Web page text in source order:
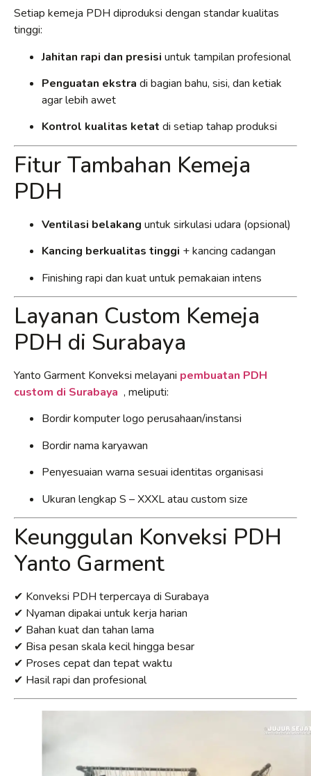
Setiap kemeja PDH diproduksi dengan standar kualitas
tinggi:
Jahitan rapi dan presisi untuk tampilan profesional
Penguatan ekstra di bagian bahu, sisi, dan ketiak
agar lebih awet
Kontrol kualitas ketat di setiap tahap produksi
Fitur Tambahan Kemeja
PDH
Ventilasi belakang untuk sirkulasi udara (opsional)
Kancing berkualitas tinggi + kancing cadangan
Finishing rapi dan kuat untuk pemakaian intens
Layanan Custom Kemeja
PDH di Surabaya
Yanto Garment Konveksi melayani pembuatan PDH
custom di Surabaya , meliputi:
Bordir komputer logo perusahaan/instansi
Bordir nama karyawan
Penyesuaian warna sesuai identitas organisasi
Ukuran lengkap S – XXXL atau custom size
Keunggulan Konveksi PDH
Yanto Garment
✔ Konveksi PDH terpercaya di Surabaya
✔ Nyaman dipakai untuk kerja harian
✔ Bahan kuat dan tahan lama
✔ Bisa pesan skala kecil hingga besar
✔ Proses cepat dan tepat waktu
✔ Hasil rapi dan profesional